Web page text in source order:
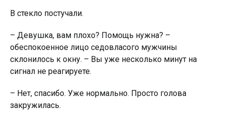
В стекло постучали.
– Девушка, вам плохо? Помощь нужна? –
обеспокоенное лицо седовласого мужчины
склонилось к окну. – Вы уже несколько минут на
сигнал не реагируете.
– Нет, спасибо. Уже нормально. Просто голова
закружилась.